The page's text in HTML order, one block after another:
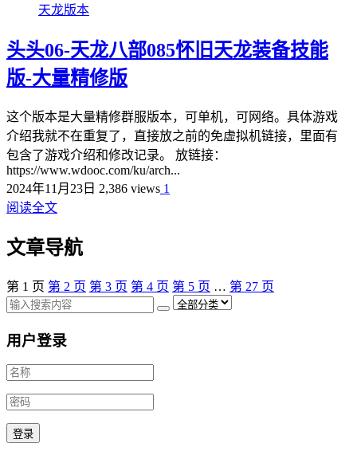
天龙版本
头头06-天龙八部085怀旧天龙装备技能
版-大量精修版
这个版本是大量精修群服版本，可单机，可网络。具体游戏
介绍我就不在重复了，直接放之前的免虚拟机链接，里面有
包含了游戏介绍和修改记录。 放链接：
https://www.wdooc.com/ku/arch...
2024年11月23日 2,386 views 1
阅读全文
文章导航
第 1 页 第 2 页 第 3 页 第 4 页 第 5 页 … 第 27 页
用户登录